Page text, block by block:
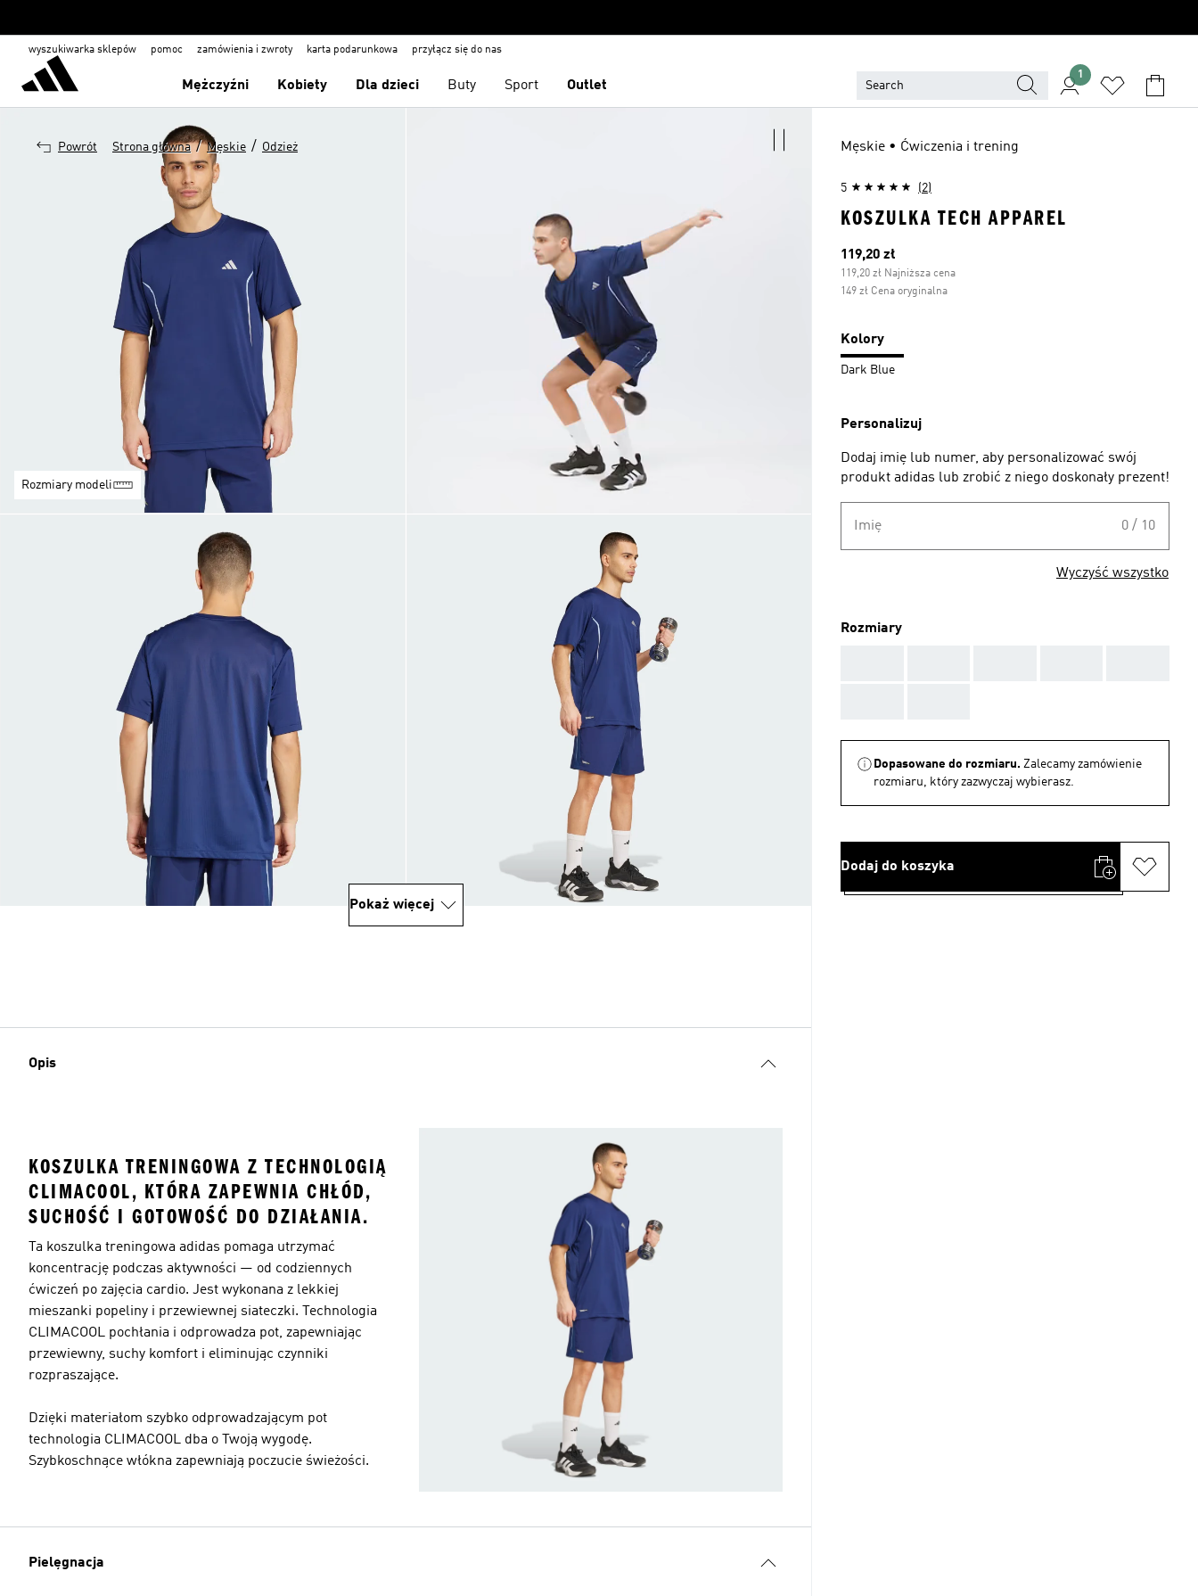
wyszukiwarka sklepów pomoc zamówienia i zwroty karta podarunkowa przyłącz się do nas
Mężczyźni Kobiety Dla dzieci Buty Sport Outlet
1
Powrót Strona główna / Męskie / Odzież
Rozmiary modeli
Pokaż więcej
Opis
KOSZULKA TRENINGOWA Z TECHNOLOGIĄ
CLIMACOOL, KTÓRA ZAPEWNIA CHŁÓD,
SUCHOŚĆ I GOTOWOŚĆ DO DZIAŁANIA.
Ta koszulka treningowa adidas pomaga utrzymać
koncentrację podczas aktywności — od codziennych
ćwiczeń po zajęcia cardio. Jest wykonana z lekkiej
mieszanki popeliny i przewiewnej siateczki. Technologia
CLIMACOOL pochłania i odprowadza pot, zapewniając
przewiewny, suchy komfort i eliminując czynniki
rozpraszające.
Dzięki materiałom szybko odprowadzającym pot
technologia CLIMACOOL dba o Twoją wygodę.
Szybkoschnące włókna zapewniają poczucie świeżości.
Pielęgnacja
Męskie • Ćwiczenia i trening
5 (2)
KOSZULKA TECH APPAREL
Bieżąca cena
119,20 zł
119,20 zł Najniższa cena
149 zł Cena oryginalna
Kolory
Dark Blue
Personalizuj
Dodaj imię lub numer, aby personalizować swój
produkt adidas lub zrobić z niego doskonały prezent!
Imię 0 / 10
Wyczyść wszystko
Rozmiary
Dopasowane do rozmiaru. Zalecamy zamówienie
rozmiaru, który zazwyczaj wybierasz.
Dodaj do koszyka